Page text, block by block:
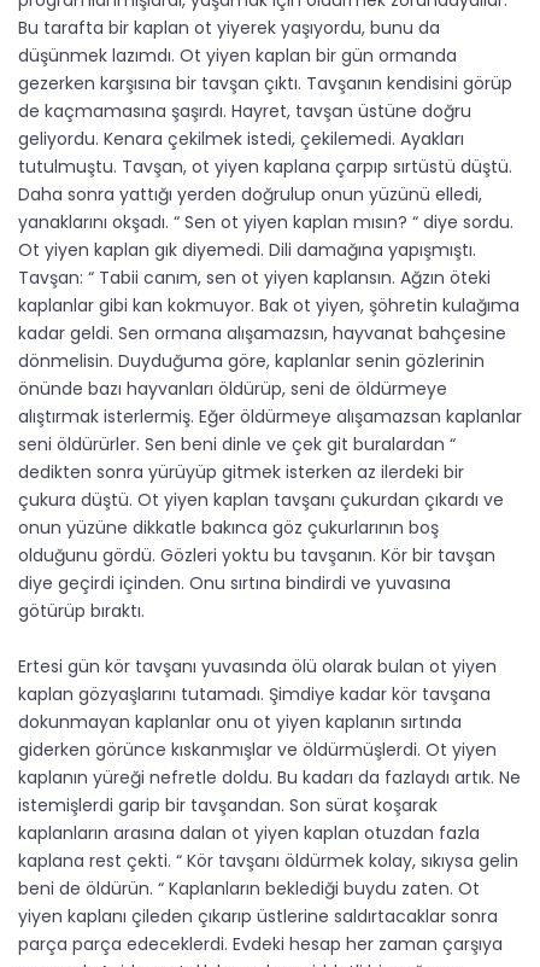
Bu tarafta bir kaplan ot yiyerek yaşıyordu, bunu da
düşünmek lazımdı. Ot yiyen kaplan bir gün ormanda
gezerken karşısına bir tavşan çıktı. Tavşanın kendisini görüp
de kaçmamasına şaşırdı. Hayret, tavşan üstüne doğru
geliyordu. Kenara çekilmek istedi, çekilemedi. Ayakları
tutulmuştu. Tavşan, ot yiyen kaplana çarpıp sırtüstü düştü.
Daha sonra yattığı yerden doğrulup onun yüzünü elledi,
yanaklarını okşadı. “ Sen ot yiyen kaplan mısın? “ diye sordu.
Ot yiyen kaplan gık diyemedi. Dili damağına yapışmıştı.
Tavşan: “ Tabii canım, sen ot yiyen kaplansın. Ağzın öteki
kaplanlar gibi kan kokmuyor. Bak ot yiyen, şöhretin kulağıma
kadar geldi. Sen ormana alışamazsın, hayvanat bahçesine
dönmelisin. Duyduğuma göre, kaplanlar senin gözlerinin
önünde bazı hayvanları öldürüp, seni de öldürmeye
alıştırmak isterlermiş. Eğer öldürmeye alışamazsan kaplanlar
seni öldürürler. Sen beni dinle ve çek git buralardan “
dedikten sonra yürüyüp gitmek isterken az ilerdeki bir
çukura düştü. Ot yiyen kaplan tavşanı çukurdan çıkardı ve
onun yüzüne dikkatle bakınca göz çukurlarının boş
olduğunu gördü. Gözleri yoktu bu tavşanın. Kör bir tavşan
diye geçirdi içinden. Onu sırtına bindirdi ve yuvasına
götürüp bıraktı.
Ertesi gün kör tavşanı yuvasında ölü olarak bulan ot yiyen
kaplan gözyaşlarını tutamadı. Şimdiye kadar kör tavşana
dokunmayan kaplanlar onu ot yiyen kaplanın sırtında
giderken görünce kıskanmışlar ve öldürmüşlerdi. Ot yiyen
kaplanın yüreği nefretle doldu. Bu kadarı da fazlaydı artık. Ne
istemişlerdi garip bir tavşandan. Son sürat koşarak
kaplanların arasına dalan ot yiyen kaplan otuzdan fazla
kaplana rest çekti. “ Kör tavşanı öldürmek kolay, sıkıysa gelin
beni de öldürün. “ Kaplanların beklediği buydu zaten. Ot
yiyen kaplanı çileden çıkarıp üstlerine saldırtacaklar sonra
parça parça edeceklerdi. Evdeki hesap her zaman çarşıya